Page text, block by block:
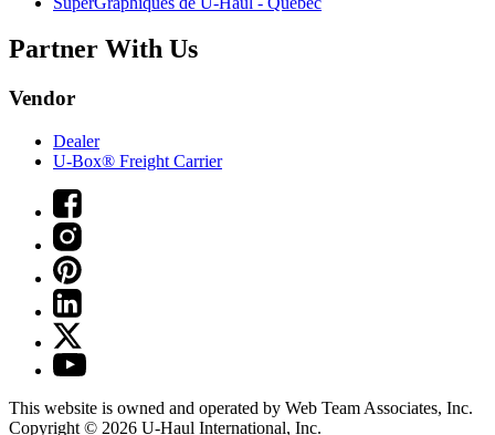
Partner With Us
Vendor
Dealer
U-Box® Freight Carrier
This website is owned and operated by Web Team Associates, Inc.
Copyright © 2026 U-Haul International, Inc.